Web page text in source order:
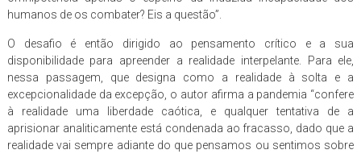
humanos de os combater? Eis a questão”.
O desafio é então dirigido ao pensamento crítico e a sua
disponibilidade para apreender a realidade interpelante. Para ele,
nessa passagem, que designa como a realidade à solta e a
excepcionalidade da excepção, o autor afirma a pandemia “confere
à realidade uma liberdade caótica, e qualquer tentativa de a
aprisionar analiticamente está condenada ao fracasso, dado que a
realidade vai sempre adiante do que pensamos ou sentimos sobre